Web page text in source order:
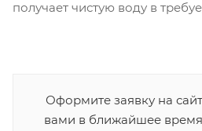
получает чистую воду в
Оформите заявку на
вами в ближайшее